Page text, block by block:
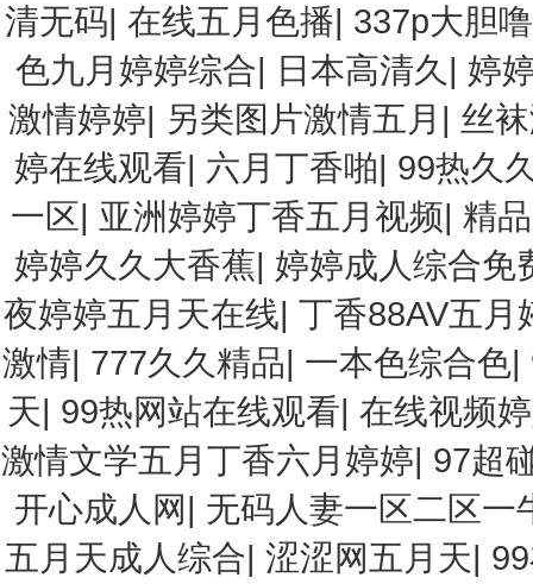
清无码| 在线五月色播| 337p大胆
色九月婷婷综合| 日本高清久 | 婷
激情婷婷| 另类图片激情五月 | 丝
婷在线观看| 六月丁香啪| 99热久
一区| 亚洲婷婷丁香五月视频| 精
婷婷久久大香蕉| 婷婷成人综合免
夜婷婷五月天在线|丁香88AV五月
激情| 777久久精品| 一本色综合色|
天| 99热网站在线观看| 在线视频
激情文学五月丁香六月婷婷| 97超
开心成人网| 无码人妻一区二区一
五月天成人综合| 涩涩网五月天|